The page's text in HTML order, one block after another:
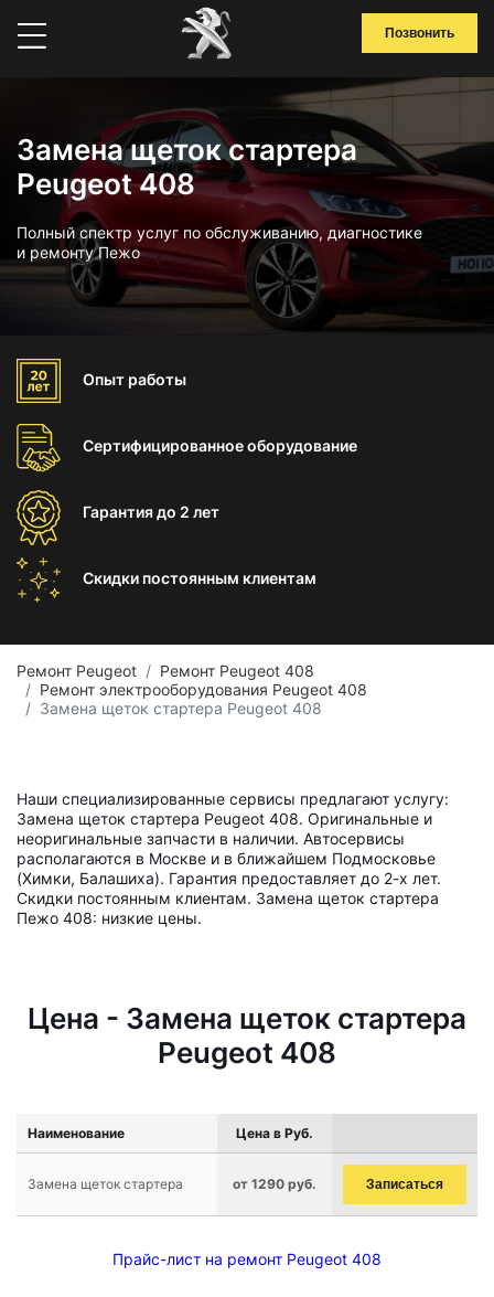
Позвонить
Замена щеток стартера
Peugeot 408
Полный спектр услуг по обслуживанию, диагностике
и ремонту Пежо
Опыт работы
Сертифицированноеоборудование
Гарантиядо 2 лет
Скидки постоянным клиентам
Ремонт Peugeot
Ремонт Peugeot 408
Ремонт электрооборудования Peugeot 408
Замена щеток стартера Peugeot 408
Наши специализированные сервисы предлагают услугу:
Замена щеток стартера Peugeot 408. Оригинальные и
неоригинальные запчасти в наличии. Автосервисы
располагаются в Москве и в ближайшем Подмосковье
(Химки, Балашиха). Гарантия предоставляет до 2-х лет.
Скидки постоянным клиентам. Замена щеток стартера
Пежо 408: низкие цены.
Цена - Замена щеток стартера
Peugeot 408
Наименование Цена в Руб.
Замена щеток стартера от 1290 руб. Записаться
Прайс-лист на ремонт Peugeot 408